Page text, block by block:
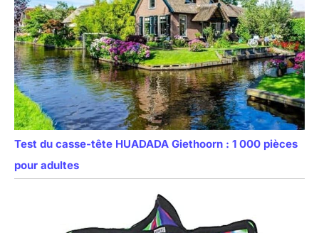
Test du casse-tête HUADADA Giethoorn : 1 000 pièces
pour adultes